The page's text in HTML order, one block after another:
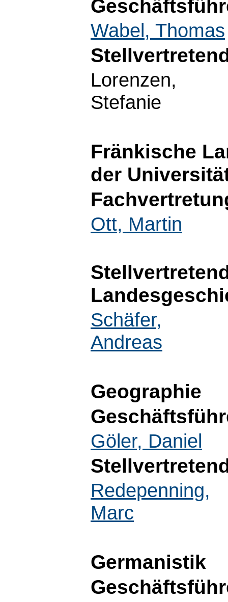
Wabel, Thomas
Lorenzen,
Stefanie
Fränkische
der
Ott, Martin
Schäfer,
Andreas
Geographie
Göler, Daniel
Redepenning,
Marc
Germanistik